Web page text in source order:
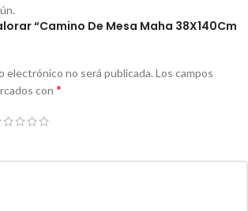
“Camino De Mesa Maha 38X140Cm
electrónico no será publicada. Los campos
con *